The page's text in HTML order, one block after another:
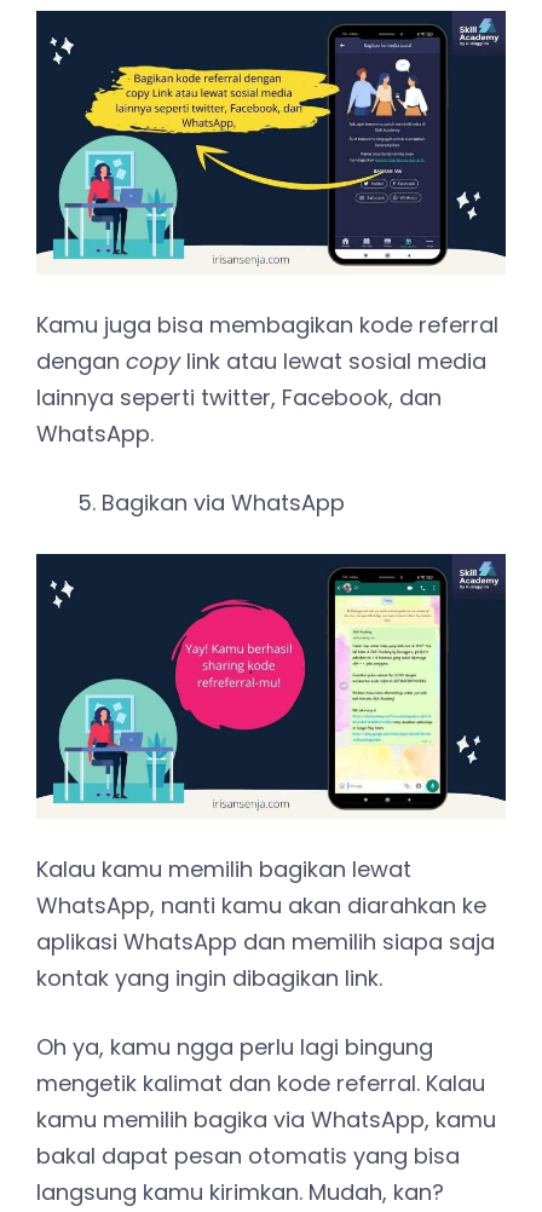
Kamu juga bisa membagikan kode referral
dengan copylink atau lewat sosial media
lainnya seperti twitter, Facebook, dan
WhatsApp.
Bagikan via WhatsApp
Kalau kamu memilih bagikan lewat
WhatsApp, nanti kamu akan diarahkan ke
aplikasi WhatsApp dan memilih siapa saja
kontak yang ingin dibagikan link.
Oh ya, kamu ngga perlu lagi bingung
mengetik kalimat dan kode referral. Kalau
kamu memilih bagika via WhatsApp, kamu
bakal dapat pesan otomatis yang bisa
langsung kamu kirimkan. Mudah, kan?